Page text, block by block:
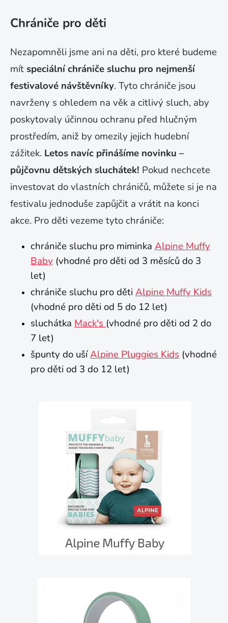
Chrániče pro děti
Nezapomněli jsme ani na děti, pro které budeme
mítspeciální chrániče sluchu pro nejmenší
festivalové návštěvníky. Tyto chrániče jsou
navrženy s ohledem na věk a citlivý sluch, aby
poskytovaly účinnou ochranu před hlučným
prostředím, aniž by omezily jejich hudební
zážitek. Letos navíc přinášíme novinku –
půjčovnu dětských sluchátek! Pokud nechcete
investovat do vlastních chráničů, můžete si je na
festivalu jednoduše zapůjčit a vrátit na konci
akce. Pro děti vezeme tyto chrániče:
chrániče sluchu pro miminka Alpine Muffy
Baby (vhodné pro děti od 3 měsíců do 3
let)
chrániče sluchu pro děti Alpine Muffy Kids
(vhodné pro děti od 5 do 12 let)
sluchátka Mack's (vhodné pro děti od 2 do
7 let)
špunty do ušíAlpine Pluggies Kids (vhodné
pro děti od 3 do 12 let)